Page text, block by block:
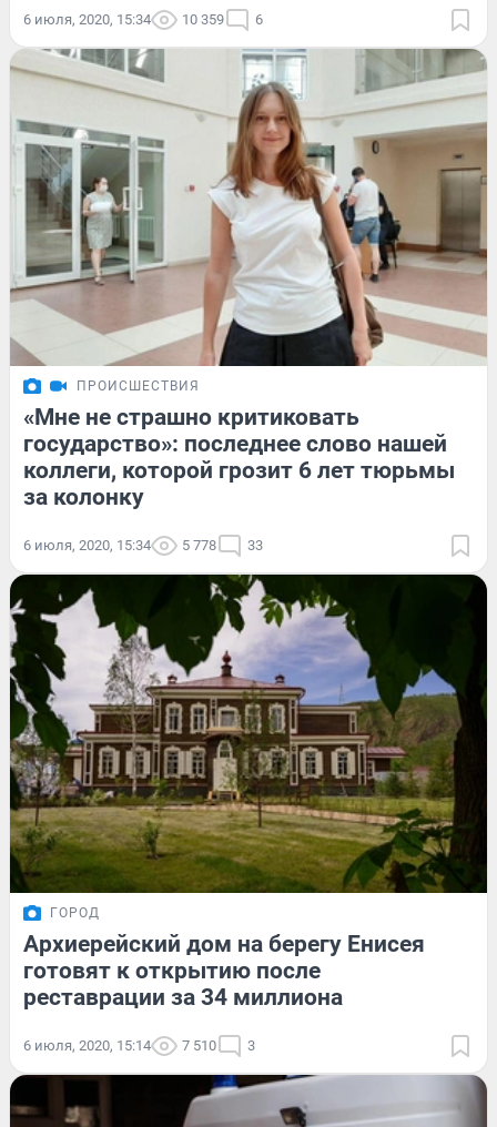
6 июля, 2020, 15:34 10 359 6
ПРОИСШЕСТВИЯ
«Мне не страшно критиковать
государство»: последнее слово нашей
коллеги, которой грозит 6 лет тюрьмы
за колонку
6 июля, 2020, 15:34 5 778 33
ГОРОД
Архиерейский дом на берегу Енисея
готовят к открытию после
реставрации за 34 миллиона
6 июля, 2020, 15:14 7 510 3